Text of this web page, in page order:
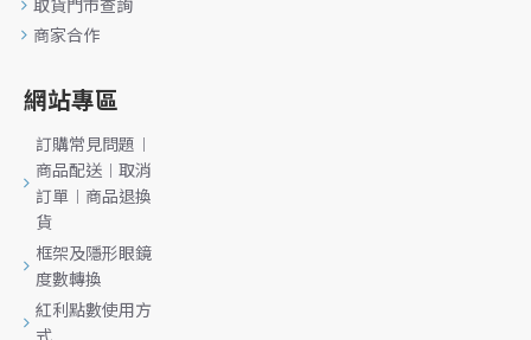
取貨門市查詢
商家合作
網站專區
訂購常見問題︱
商品配送︱取消
訂單︱商品退換
貨
框架及隱形眼鏡
度數轉換
紅利點數使用方
式